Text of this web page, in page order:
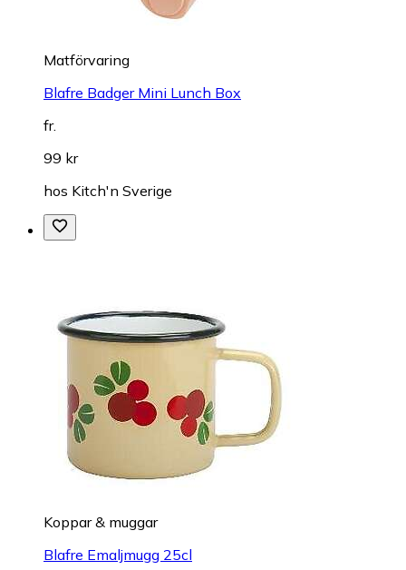
Matförvaring
Blafre Badger Mini Lunch Box
fr.
99 kr
hos Kitch'n Sverige
Koppar & muggar
Blafre Emaljmugg 25cl